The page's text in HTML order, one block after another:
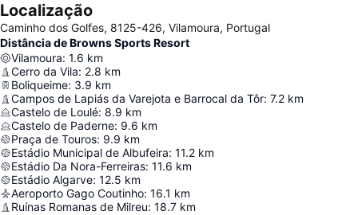
Localização
Caminho dos Golfes, 8125-426, Vilamoura, Portugal
Distância de Browns Sports Resort
Vilamoura: 1.6 km
Cerro da Vila: 2.8 km
Boliqueime: 3.9 km
Campos de Lapiás da Varejota e Barrocal da Tôr: 7.2 km
Castelo de Loulé: 8.9 km
Castelo de Paderne: 9.6 km
Praça de Touros: 9.9 km
Estádio Municipal de Albufeira: 11.2 km
Estádio Da Nora-Ferreiras: 11.6 km
Estádio Algarve: 12.5 km
Aeroporto Gago Coutinho: 16.1 km
Ruínas Romanas de Milreu: 18.7 km